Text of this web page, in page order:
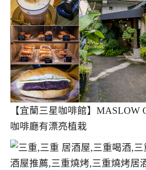
【宜蘭三星咖啡館】MASLOW
咖啡廳有漂亮植栽